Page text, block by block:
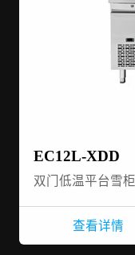
EC12L-XDD
双门低温平台雪柜
查看详情